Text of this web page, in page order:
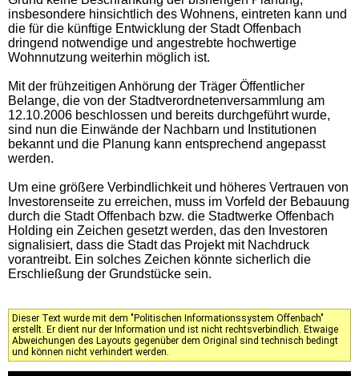
insbesondere hinsichtlich des Wohnens, eintreten kann und
die für die künftige Entwicklung der Stadt Offenbach
dringend notwendige und angestrebte hochwertige
Wohnnutzung weiterhin möglich ist.
Mit der frühzeitigen Anhörung der Träger Öffentlicher
Belange, die von der Stadtverordnetenversammlung am
12.10.2006 beschlossen und bereits durchgeführt wurde,
sind nun die Einwände der Nachbarn und Institutionen
bekannt und die Planung kann entsprechend angepasst
werden.
Um eine größere Verbindlichkeit und höheres Vertrauen von
Investorenseite zu erreichen, muss im Vorfeld der Bebauung
durch die Stadt Offenbach bzw. die Stadtwerke Offenbach
Holding ein Zeichen gesetzt werden, das den Investoren
signalisiert, dass die Stadt das Projekt mit Nachdruck
vorantreibt. Ein solches Zeichen könnte sicherlich die
Erschließung der Grundstücke sein.
Dieser Text wurde mit dem "Politischen Informationssystem Offenbach"
erstellt. Er dient nur der Information und ist nicht rechtsverbindlich. Etwaige
Abweichungen des Layouts gegenüber dem Original sind technisch bedingt
und können nicht verhindert werden.